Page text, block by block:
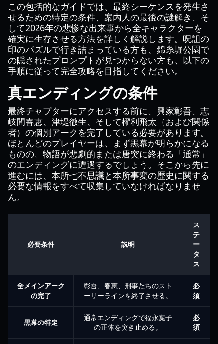
この包括的なガイドでは、最終シーケンスを発生さ
せるための特定の条件、案内人の最後の謎解き、そ
して2026年の悲惨な出来事から全キャラクターを
確実に生存させる方法を詳しく解説します。呪詛の
印のパズルで行き詰まっている方も、錦糸堀公園で
の隠されたプロンプトが見つからない方も、以下の
手順に従って完全攻略を目指してください。
真エンディングの条件
最終チャプターにアクセスする前に、興家彰吾、志
岐間春恵、津堤徹生、そして櫂利飛太（および関係
者）の個別アークを完了している必要があります。
ほとんどのプレイヤーは、まず黒幕が明らかになる
ものの、物語が悲劇的または唐突に終わる「通常」
のエンディングに遭遇するでしょう。そこから先に
進むには、本所七不思議と本所事変の歴史に関する
必要な情報をすべて収集していなければなりませ
ん。
必要条件 説明
ス
テ
ー
タ
ス
全メインアーク
の完了
彰吾、春恵、刑事たちのスト
ーリーラインを終了させる。
必
須
黒幕の特定
通常エンディングで福永葉子
の正体を突き止める。
必
須